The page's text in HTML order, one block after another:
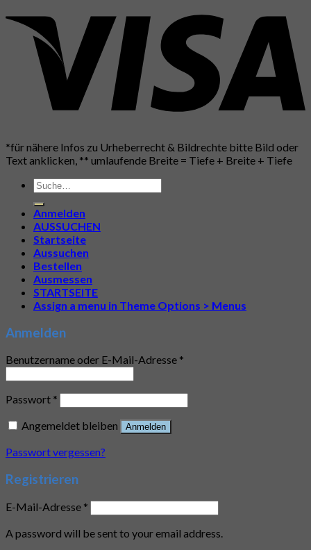
*für nähere Infos zu Urheberrecht & Bildrechte bitte Bild oder
Text anklicken, ** umlaufende Breite = Tiefe + Breite + Tiefe
Suche
nach:
Anmelden
AUSSUCHEN
Startseite
Aussuchen
Bestellen
Ausmessen
STARTSEITE
Assign a menu in Theme Options > Menus
Anmelden
Benutzername oder E-Mail-Adresse *
Passwort *
Angemeldet bleiben
Anmelden
Passwort vergessen?
Registrieren
E-Mail-Adresse *
A password will be sent to your email address.